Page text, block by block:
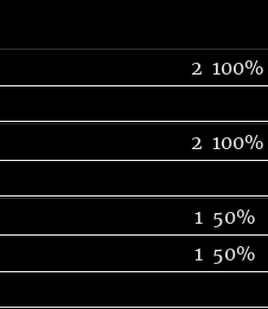
2 100%
2 100%
1 50%
1 50%